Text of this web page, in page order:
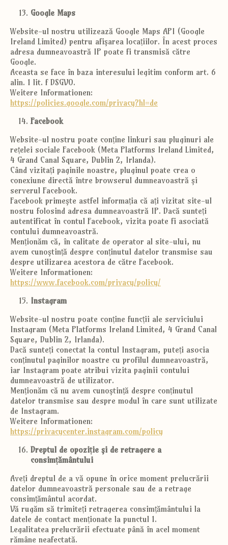
Google Maps
Website-ul nostru utilizează Google Maps API (Google
Ireland Limited) pentru afișarea locațiilor. În acest proces
adresa dumneavoastră IP poate fi transmisă către
Google.
Aceasta se face în baza interesului legitim conform art. 6
alin. 1 lit. f DSGVO.
Weitere Informationen:
https://policies.google.com/privacy?hl=de
Facebook
Website-ul nostru poate conține linkuri sau pluginuri ale
rețelei sociale Facebook (Meta Platforms Ireland Limited,
4 Grand Canal Square, Dublin 2, Irlanda).
Când vizitați paginile noastre, pluginul poate crea o
conexiune directă între browserul dumneavoastră și
serverul Facebook.
Facebook primește astfel informația că ați vizitat site-ul
nostru folosind adresa dumneavoastră IP. Dacă sunteți
autentificat în contul Facebook, vizita poate fi asociată
contului dumneavoastră.
Menționăm că, în calitate de operator al site-ului, nu
avem cunoștință despre conținutul datelor transmise sau
despre utilizarea acestora de către Facebook.
Weitere Informationen:
https://www.facebook.com/privacy/policy/
Instagram
Website-ul nostru poate conține funcții ale serviciului
Instagram (Meta Platforms Ireland Limited, 4 Grand Canal
Square, Dublin 2, Irlanda).
Dacă sunteți conectat la contul Instagram, puteți asocia
conținutul paginilor noastre cu profilul dumneavoastră,
iar Instagram poate atribui vizita paginii contului
dumneavoastră de utilizator.
Menționăm că nu avem cunoștință despre conținutul
datelor transmise sau despre modul în care sunt utilizate
de Instagram.
Weitere Informationen:
https://privacycenter.instagram.com/policy
Dreptul de opoziție și de retragere a
consimțământului
Aveți dreptul de a vă opune în orice moment prelucrării
datelor dumneavoastră personale sau de a retrage
consimțământul acordat.
Vă rugăm să trimiteți retragerea consimțământului la
datele de contact menționate la punctul 1.
Legalitatea prelucrării efectuate până în acel moment
rămâne neafectată.